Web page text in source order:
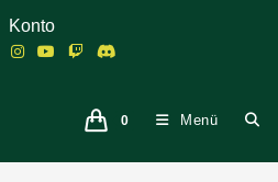
Konto
0 Menü